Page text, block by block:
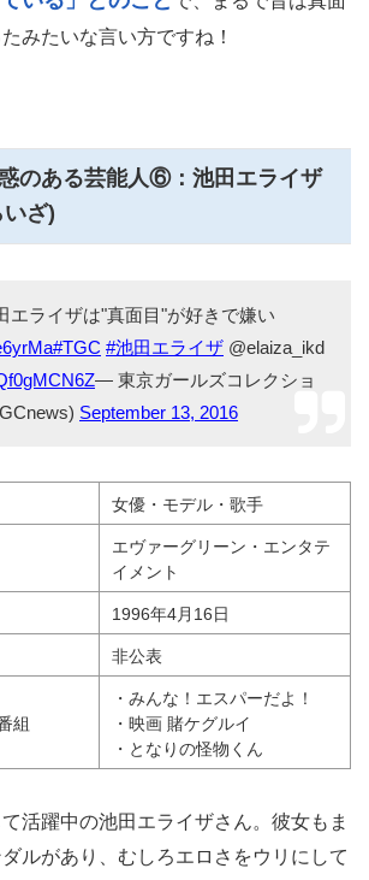
みたいな言い方ですね！
のある芸能人⑥：池田エライザ
ざ)
エライザは"真面目"が好きで嫌い
#TGC #池田エライザ @elaiza_ikd
— 東京ガールズコレクショ
September 13, 2016
女優・モデル・歌手
エヴァーグリーン・エンタテ
イメント
1996年4月16日
非公表
組
・みんな！エスパーだよ！
・映画 賭ケグルイ
・となりの怪物くん
活躍中の池田エライザさん。彼女もま
ルがあり、むしろエロさをウリにして